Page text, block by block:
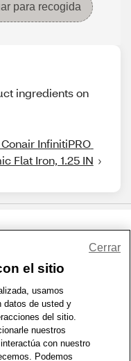
para recogida
ingredients on
InfinitiPRO
Flat Iron, 1.25 IN
de Uso | Accesibilidad
| Mapa del sitio
2026 CVS.com
el sitio
usamos
datos de usted y
del sitio.
nuestros
con nuestro
Podemos
Cerrar